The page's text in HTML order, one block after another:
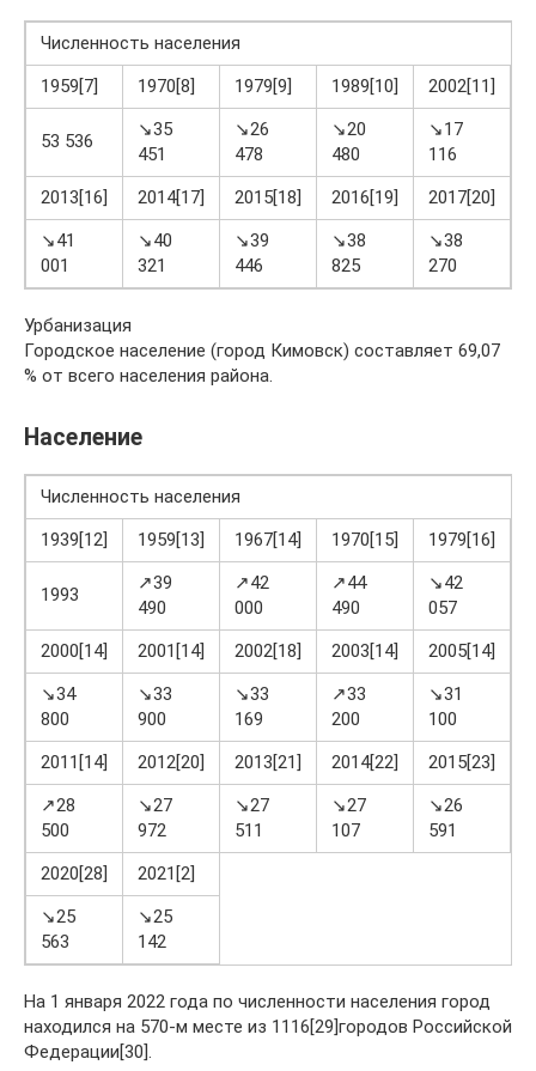
Численность населения
1959[7]
1970[8] 1979[9] 1989[10] 2002[11]
53 536
↘35
451
↘26
478
↘20
480
↘17
116
2013[16]
2014[17] 2015[18] 2016[19] 2017[20]
↘41
001
↘40
321
↘39
446
↘38
825
↘38
270
Урбанизация
Городское население (город Кимовск) составляет 69,07
% от всего населения района.
Население
Численность населения
1939[12]
1959[13] 1967[14] 1970[15] 1979[16]
1993
↗39
490
↗42
000
↗44
490
↘42
057
2000[14]
2001[14] 2002[18] 2003[14] 2005[14]
↘34
800
↘33
900
↘33
169
↗33
200
↘31
100
2011[14]
2012[20] 2013[21] 2014[22] 2015[23]
↗28
500
↘27
972
↘27
511
↘27
107
↘26
591
2020[28]
2021[2]
↘25
563
↘25
142
На 1 января 2022 года по численности населения город
находился на 570-м месте из 1116[29]городов Российской
Федерации[30].